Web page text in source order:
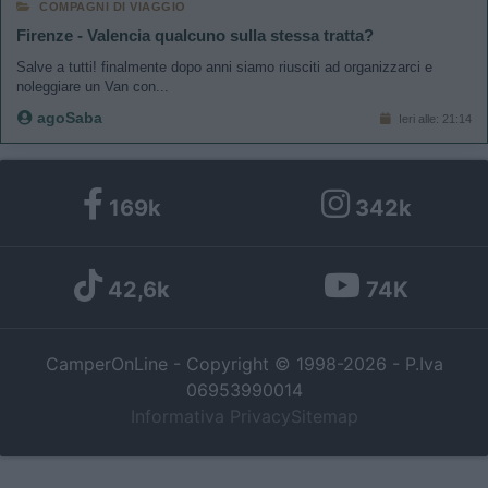
COMPAGNI DI VIAGGIO
Firenze - Valencia qualcuno sulla stessa tratta?
Salve a tutti! finalmente dopo anni siamo riusciti ad organizzarci e
noleggiare un Van con...
agoSaba Ieri alle: 21:14
169k 342k
42,6k 74K
CamperOnLine - Copyright © 1998-2026 - P.Iva
06953990014
Informativa Privacy Sitemap